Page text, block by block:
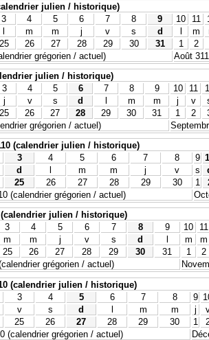
julien / historique)
3 4 5 6 7 8 9 10 11
m m j v s d m
25 26 27 28 29 30 31 1
2
grégorien / actuel)
Août
julien / historique)
3 4 5 6 7 8 9 10 11
j v s d m m j v
25 26 27 28 29 30 31 1 2
grégorien / actuel)
(calendrier julien / historique)
3 4 5 6 7 8 9
d m m j v s
25 26 27 28 29 30 1
(calendrier grégorien / actuel)
(calendrier julien / historique)
3 4 5 6 7 8 9 10
11
m m j v s d m
m
25 26 27 28 29 30 31 1
2
grégorien / actuel)
(calendrier julien / historique)
3 4 5 6 7 8 9
v s d l m m j
25 26 27 28 29 30 1
(calendrier grégorien / actuel)